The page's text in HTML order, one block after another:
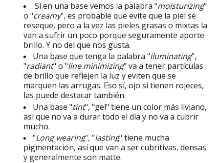
Si en una base vemos la palabra "moisturizing"
o "creamy", es probable que evite que la piel se
reseque, pero a la vez las pieles grasas o mixtas la
van a sufrir un poco porque seguramente aporte
brillo. Y no del que nos gusta.
Una base que tenga la palabra "iluminating",
"radiant" o "line minimizing" va a tener partículas
de brillo que reflejen la luz y eviten que se
marquen las arrugas. Eso sí, ojo si tienen rojeces,
las puede destacar también.
Una base "tint", "gel" tiene un color más liviano,
así que no va a durar todo el día y no va a cubrir
mucho.
"Long wearing", "lasting" tiene mucha
pigmentación, así que van a ser cubritivas, densas
y generalmente son matte.